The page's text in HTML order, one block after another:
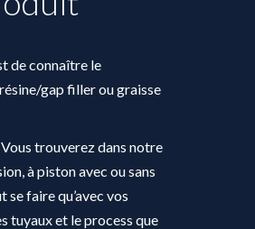
de connaître le
gap filler ou graisse
trouverez dans notre
à piston avec ou sans
se faire qu’avec vos
tuyaux et le process que